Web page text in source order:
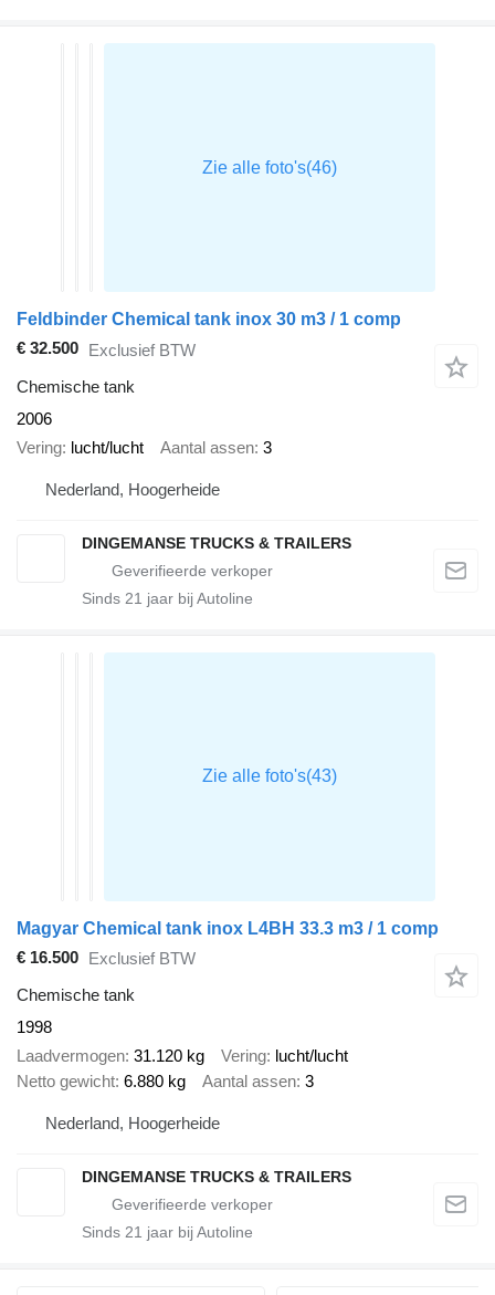
Feldbinder Chemical tank inox 30 m3 / 1 comp
€ 32.500 Exclusief BTW
Chemische tank
2006
Vering lucht/lucht Aantal assen 3
Nederland, Hoogerheide
DINGEMANSE TRUCKS & TRAILERS
Sinds 21 jaar bij Autoline
Magyar Chemical tank inox L4BH 33.3 m3 / 1 comp
€ 16.500 Exclusief BTW
Chemische tank
1998
Laadvermogen 31.120 kg Vering lucht/lucht
Netto gewicht 6.880 kg Aantal assen 3
Nederland, Hoogerheide
DINGEMANSE TRUCKS & TRAILERS
Sinds 21 jaar bij Autoline